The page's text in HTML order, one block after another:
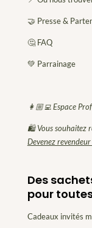
🤝 Presse &
🤔 FAQ
💚 Parrainage
👩🏼‍💻 Espace
🛍 Vous souhaitez
Devenez revendeur
Des
pour
Cadeaux invités